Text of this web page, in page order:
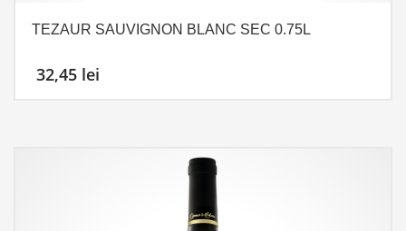
TEZAUR SAUVIGNON BLANC SEC 0.75L
32,45 lei